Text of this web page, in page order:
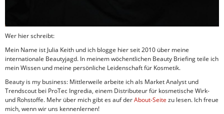
Wer hier schreibt:
Mein Name ist Julia Keith und ich blogge hier seit 2010 über meine
internationale Beautyjagd. In meinem wöchentlichen Beauty Briefing teile ich
mein Wissen und meine persönliche Leidenschaft für Kosmetik.
Beauty is my business: Mittlerweile arbeite ich als Market Analyst und
Trendscout bei ProTec Ingredia, einem Distributeur für kosmetische Wirk-
und Rohstoffe. Mehr über mich gibt es auf derAbout-Seite zu lesen. Ich freue
mich, wenn wir uns kennenlernen!